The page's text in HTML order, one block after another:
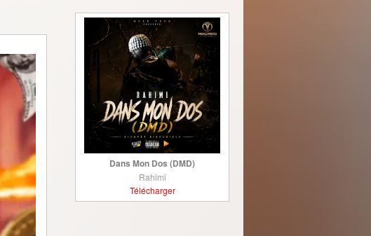
Dans Mon Dos (DMD)
Rahimi
Télécharger